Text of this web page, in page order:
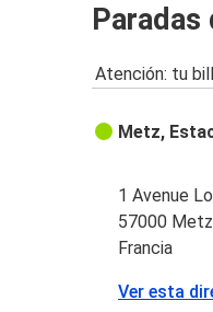
Paradas
Atención: tu
Metz,
1 Avenue
57000 Metz
Francia
Ver esta